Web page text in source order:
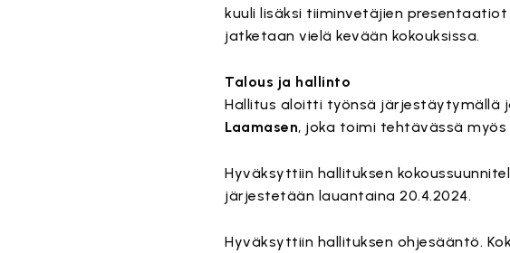
kuuli lisäksi tiiminvetäjien
jatketaan vielä kevään kokouksissa.
Talous ja hallinto
Hallitus aloitti työnsä järjestäytymällä
Laamasen, joka toimi tehtävässä myös
Hyväksyttiin hallituksen
järjestetään lauantaina 20.4.2024.
Hyväksyttiin hallituksen ohjesääntö.